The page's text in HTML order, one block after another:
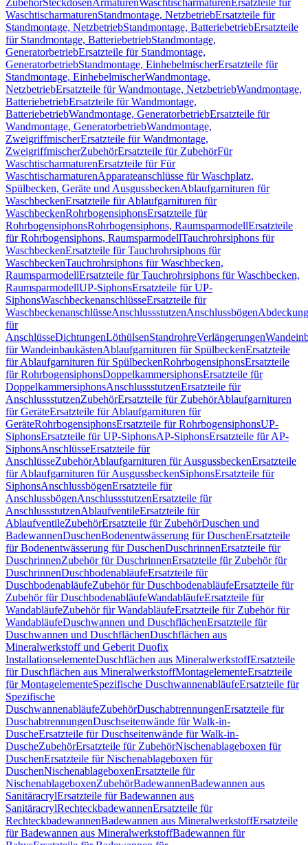
ZubehörSteckdosenArmaturenWaschtischarmaturen Ersatzteile für
WaschtischarmaturenStandmontage, NetzbetriebErsatzteile für
Standmontage, NetzbetriebStandmontage, BatteriebetriebErsatzteile
für Standmontage, BatteriebetriebStandmontage,
GeneratorbetriebErsatzteile für Standmontage,
GeneratorbetriebStandmontage, EinhebelmischerErsatzteile für
Standmontage, EinhebelmischerWandmontage,
NetzbetriebErsatzteile für Wandmontage, NetzbetriebWandmontage,
BatteriebetriebErsatzteile für Wandmontage,
BatteriebetriebWandmontage, GeneratorbetriebErsatzteile für
Wandmontage, GeneratorbetriebWandmontage,
ZweigriffmischerErsatzteile für Wandmontage,
ZweigriffmischerZubehörErsatzteile für ZubehörFür
WaschtischarmaturenErsatzteile für Für
WaschtischarmaturenApparateanschlüsse für Waschplatz,
Spülbecken, Geräte und AusgussbeckenAblaufgarnituren für
WaschbeckenErsatzteile für Ablaufgarnituren für
WaschbeckenRohrbogensiphonsErsatzteile für
RohrbogensiphonsRohrbogensiphons, RaumsparmodellErsatzteile
für Rohrbogensiphons, RaumsparmodellTauchrohrsiphons für
WaschbeckenErsatzteile für Tauchrohrsiphons für
WaschbeckenTauchrohrsiphons für Waschbecken,
RaumsparmodellErsatzteile für Tauchrohrsiphons für Waschbecken,
RaumsparmodellUP-SiphonsErsatzteile für UP-
SiphonsWaschbeckenanschlüsseErsatzteile für
WaschbeckenanschlüsseAnschlussstutzenAnschlussbögen
für
AnschlüsseDichtungenLöthülsenStandrohreVerlängerungen
für WandeinbaukästenAblaufgarnituren für SpülbeckenErsatzteile
für Ablaufgarnituren für SpülbeckenRohrbogensiphonsErsatzteile
für RohrbogensiphonsDoppelkammersiphonsErsatzteile für
DoppelkammersiphonsAnschlussstutzenErsatzteile für
AnschlussstutzenZubehörErsatzteile für ZubehörAblaufgarnituren
für GeräteErsatzteile für Ablaufgarnituren für
GeräteRohrbogensiphonsErsatzteile für RohrbogensiphonsUP-
SiphonsErsatzteile für UP-SiphonsAP-SiphonsErsatzteile für AP-
SiphonsAnschlüsseErsatzteile für
AnschlüsseZubehörAblaufgarnituren für AusgussbeckenErsatzteile
für Ablaufgarnituren für AusgussbeckenSiphonsErsatzteile für
SiphonsAnschlussbögenErsatzteile für
AnschlussbögenAnschlussstutzenErsatzteile für
AnschlussstutzenAblaufventileErsatzteile für
AblaufventileZubehörErsatzteile für ZubehörDuschen und
BadewannenDuschenBodenentwässerung für DuschenErsatzteile
für Bodenentwässerung für DuschenDuschrinnenErsatzteile für
DuschrinnenZubehör für DuschrinnenErsatzteile für Zubehör für
DuschrinnenDuschbodenabläufeErsatzteile für
DuschbodenabläufeZubehör für DuschbodenabläufeErsatzteile für
Zubehör für DuschbodenabläufeWandabläufeErsatzteile für
WandabläufeZubehör für WandabläufeErsatzteile für Zubehör für
WandabläufeDuschwannen und DuschflächenErsatzteile für
Duschwannen und DuschflächenDuschflächen aus
Mineralwerkstoff und Geberit Duofix
InstallationselementeDuschflächen aus MineralwerkstoffErsatzteile
für Duschflächen aus MineralwerkstoffMontagelementeErsatzteile
für MontagelementeSpezifische DuschwannenabläufeErsatzteile für
Spezifische
DuschwannenabläufeZubehörDuschabtrennungenErsatzteile für
DuschabtrennungenDuschseitenwände für Walk-in-
DuscheErsatzteile für Duschseitenwände für Walk-in-
DuscheZubehörErsatzteile für ZubehörNischenablageboxen für
DuschenErsatzteile für Nischenablageboxen für
DuschenNischenablageboxenErsatzteile für
NischenablageboxenZubehörBadewannenBadewannen aus
SanitäracrylErsatzteile für Badewannen aus
SanitäracrylRechteckbadewannenErsatzteile für
RechteckbadewannenBadewannen aus MineralwerkstoffErsatzteile
für Badewannen aus MineralwerkstoffBadewannen für